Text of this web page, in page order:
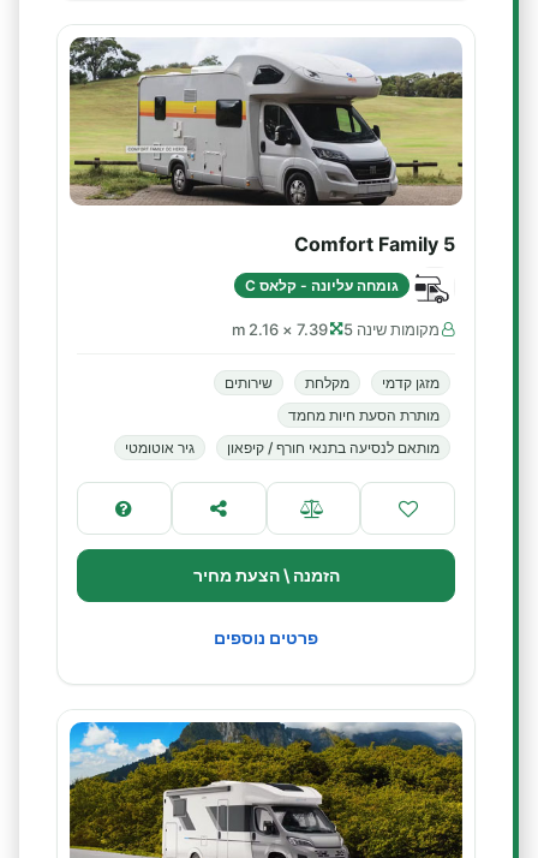
Comfort Family 5
גומחה עליונה - קלאס C
מקומות שינה 5 7.39 × 2.16 m
מזגן קדמי מקלחת
שירותים
מותרת הסעת חיות מחמד
מותאם לנסיעה בתנאי חורף / קיפאון
גיר אוטומטי
הזמנה \ הצעת מחיר
פרטים נוספים